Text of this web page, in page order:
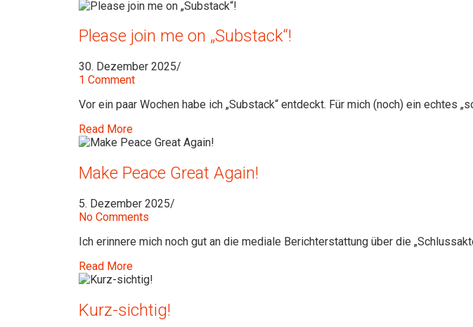
Please join me on „Substack“!
30. Dezember 2025/
1 Comment
Vor ein paar Wochen habe ich „Substack“ entdeckt. Für mich (noch) ein echtes
Read More
Make Peace Great Again!
5. Dezember 2025/
No Comments
Ich erinnere mich noch gut an die mediale Berichterstattung über die
Read More
Kurz-sichtig!